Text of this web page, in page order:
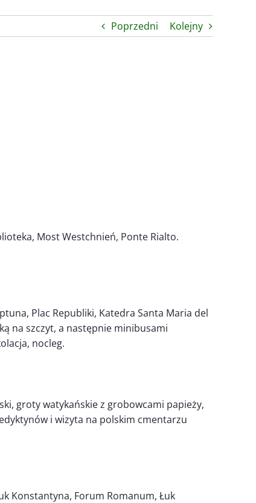
Poprzedni Kolejny
Most Westchnień, Ponte Rialto.
Plac Republiki, Katedra Santa Maria del
na szczyt, a następnie minibusami
nocleg.
groty watykańskie z grobowcami papieży,
i wizyta na polskim cmentarzu
Konstantyna, Forum Romanum, Łuk